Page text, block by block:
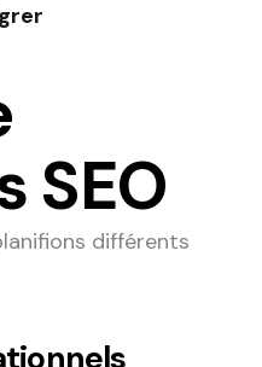
SEO
différents